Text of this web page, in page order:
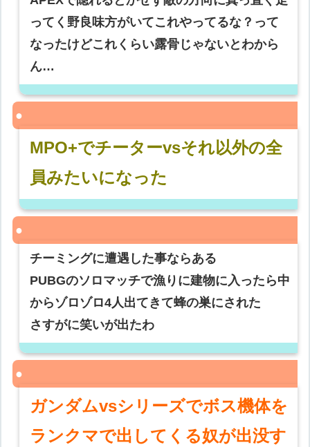
ってく野良味方がいてこれやってるな？って
なったけどこれくらい露骨じゃないとわから
ん…
MPO+でチーターvsそれ以外の全
員みたいになった
チーミングに遭遇した事ならある
PUBGのソロマッチで漁りに建物に入ったら中
からゾロゾロ4人出てきて蜂の巣にされた
さすがに笑いが出たわ
ガンダムvsシリーズでボス機体を
ランクマで出してくる奴が出没す